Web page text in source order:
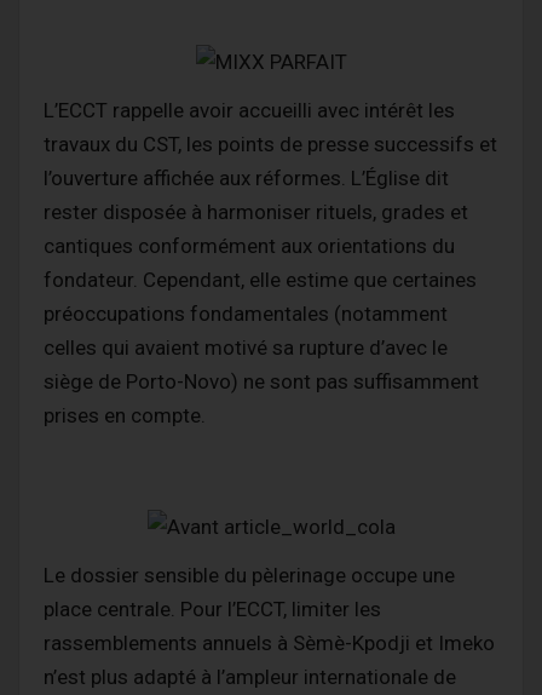
L’ECCT rappelle avoir accueilli avec intérêt les
travaux du CST, les points de presse successifs et
l’ouverture affichée aux réformes. L’Église dit
rester disposée à harmoniser rituels, grades et
cantiques conformément aux orientations du
fondateur. Cependant, elle estime que certaines
préoccupations fondamentales (notamment
celles qui avaient motivé sa rupture d’avec le
siège de Porto-Novo) ne sont pas suffisamment
prises en compte.
Le dossier sensible du pèlerinage occupe une
place centrale. Pour l’ECCT, limiter les
rassemblements annuels à Sèmè-Kpodji et Imeko
n’est plus adapté à l’ampleur internationale de